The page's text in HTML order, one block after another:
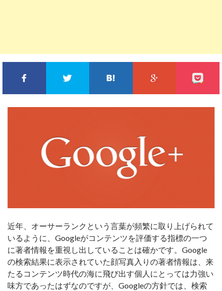
FACEBOOKでシェアTWITTERでシェアこのエントリーをはて
GOOGLE+
近年、オーサーランクという言葉が頻繁に取り上げられて
いるように、Googleがコンテンツを評価する指標の一つ
に著者情報を重視し出していることは確かです。Google
の検索結果に表示されていた顔写真入りの著者情報は、来
たるコンテンツ時代の海に飛び出す個人にとっては力強い
味方であったはずなのですが、Googleの方針では、検索